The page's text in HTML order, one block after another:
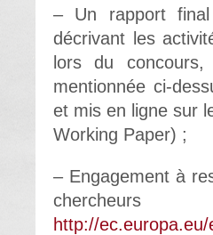
– Un rapport
décrivant les
lors du
mentionnée ci-
et mis en ligne sur
Working Paper) ;
– Engagement à
http://